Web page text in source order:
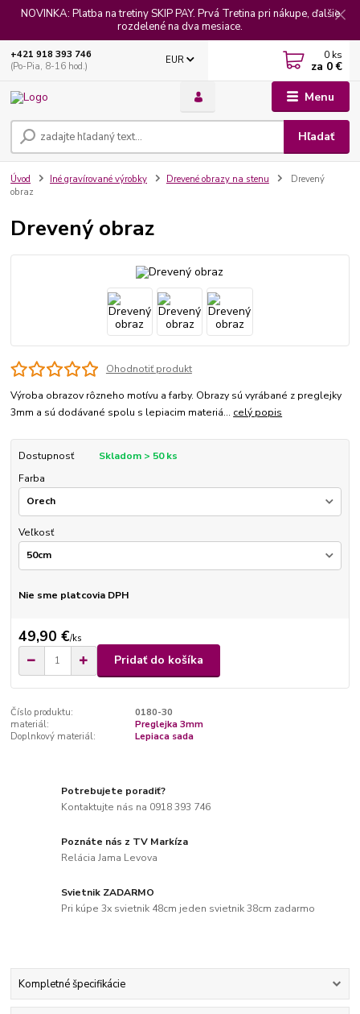
NOVINKA: Platba na tretiny SKIP PAY. Prvá Tretina pri nákupe, ďalšie
rozdelené na dva mesiace.
Menu
EUR
Hľadať
+421 918 393 746
(Po-Pia, 8-16 hod.)
0 ks
za 0 €
Úvod Iné gravírované výrobky Drevené obrazy na stenu
Drevený
obraz
Drevený obraz
Ohodnotiť produkt
Výroba obrazov rôzneho motívu a farby. Obrazy sú vyrábané z preglejky
3mm a sú dodávané spolu s lepiacim materiá... celý popis
Dostupnosť
Skladom > 50 ks
Farba
Veľkosť
Nie sme platcovia DPH
49,90 €/ks
Pridať do košíka
Číslo produktu:
0180-30
materiál:
Preglejka 3mm
Doplnkový materiál:
Lepiaca sada
Potrebujete poradiť?
Kontaktujte nás na 0918 393 746
Poznáte nás z TV Markíza
Relácia Jama Levova
Svietnik ZADARMO
Pri kúpe 3x svietnik 48cm jeden svietnik 38cm zadarmo
Kompletné špecifikácie